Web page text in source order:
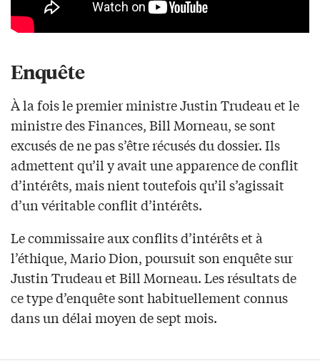
Enquête
À la fois le premier ministre Justin Trudeau et le
ministre des Finances, Bill Morneau, se sont
excusés de ne pas s’être récusés du dossier. Ils
admettent qu’il y avait une apparence de conflit
d’intérêts, mais nient toutefois qu’il s’agissait
d’un véritable conflit d’intérêts.
Le commissaire aux conflits d’intérêts et à
l’éthique, Mario Dion, poursuit son enquête sur
Justin Trudeau et Bill Morneau. Les résultats de
ce type d’enquête sont habituellement connus
dans un délai moyen de sept mois.